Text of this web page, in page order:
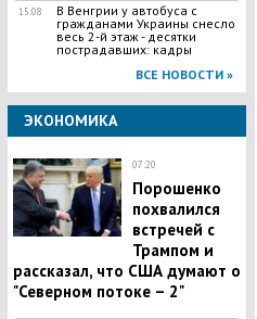
15:08
В Венгрии у автобуса с
гражданами Украины снесло
весь 2-й этаж - десятки
пострадавших: кадры
ВСЕ НОВОСТИ »
ЭКОНОМИКА
07:20
Порошенко
похвалился
встречей с
Трампом и
рассказал, что США думают о
"Северном потоке – 2"